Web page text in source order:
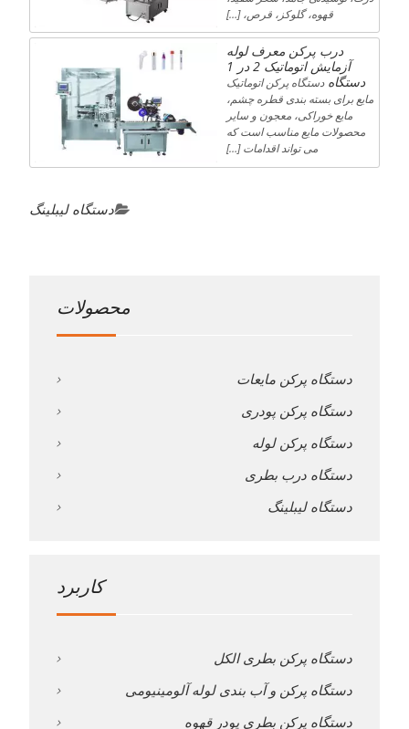
قهوه، گلوکز، قرص، […]
درب پرکن معرف لوله
آزمایش اتوماتیک 2 در 1
دستگاه دستگاه پرکن اتوماتیک
مایع برای بسته بندی قطره چشم،
مایع خوراکی، معجون و سایر
محصولات مایع مناسب است که
می تواند اقدامات […]
دستگاه لیبلینگ
محصولات
دستگاه پرکن مایعات
دستگاه پرکن پودری
دستگاه پرکن لوله
دستگاه درب بطری
دستگاه لیبلینگ
کاربرد
دستگاه پرکن بطری الکل
دستگاه پرکن و آب بندی لوله آلومینیومی
دستگاه پرکن بطری پودر قهوه